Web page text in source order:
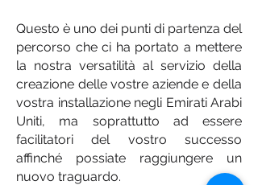
Questo è uno dei punti di partenza del
percorso che ci ha portato a mettere
la nostra versatilità al servizio della
creazione delle vostre aziende e della
vostra installazione negli Emirati Arabi
Uniti, ma soprattutto ad essere
facilitatori del vostro successo
affinché possiate raggiungere un
nuovo traguardo.